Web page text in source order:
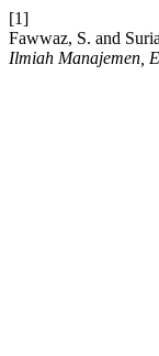
[1]
Fawwaz, S. and
Ilmiah Manajemen,